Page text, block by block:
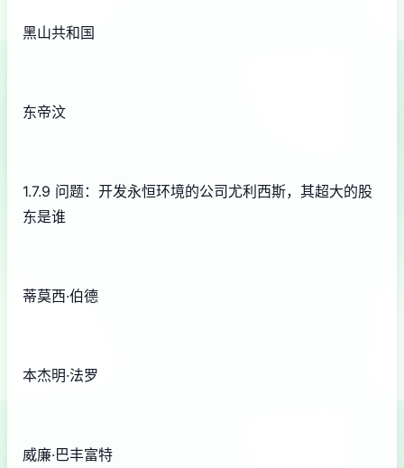
黑山共和国
东帝汶
1.7.9 问题：开发永恒环境的公司尤利西斯，其超大的股
东是谁
蒂莫西·伯德
本杰明·法罗
威廉·巴丰富特